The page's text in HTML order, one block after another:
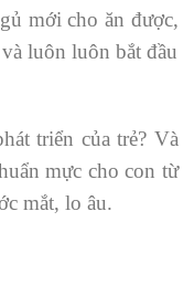
mới cho ăn được,
luôn luôn bắt đầu
triển của trẻ? Và
mực cho con từ
mắt, lo âu.